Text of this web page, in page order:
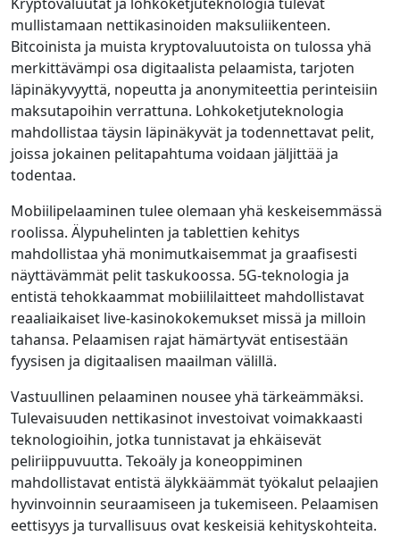
mullistamaan nettikasinoiden maksuliikenteen.
Bitcoinista ja muista kryptovaluutoista on tulossa yhä
merkittävämpi osa digitaalista pelaamista, tarjoten
läpinäkyvyyttä, nopeutta ja anonymiteettia perinteisiin
maksutapoihin verrattuna. Lohkoketjuteknologia
mahdollistaa täysin läpinäkyvät ja todennettavat pelit,
joissa jokainen pelitapahtuma voidaan jäljittää ja
todentaa.
Mobiilipelaaminen tulee olemaan yhä keskeisemmässä
roolissa. Älypuhelinten ja tablettien kehitys
mahdollistaa yhä monimutkaisemmat ja graafisesti
näyttävämmät pelit taskukoossa. 5G-teknologia ja
entistä tehokkaammat mobiililaitteet mahdollistavat
reaaliaikaiset live-kasinokokemukset missä ja milloin
tahansa. Pelaamisen rajat hämärtyvät entisestään
fyysisen ja digitaalisen maailman välillä.
Vastuullinen pelaaminen nousee yhä tärkeämmäksi.
Tulevaisuuden nettikasinot investoivat voimakkaasti
teknologioihin, jotka tunnistavat ja ehkäisevät
peliriippuvuutta. Tekoäly ja koneoppiminen
mahdollistavat entistä älykkäämmät työkalut pelaajien
hyvinvoinnin seuraamiseen ja tukemiseen. Pelaamisen
eettisyys ja turvallisuus ovat keskeisiä kehityskohteita.